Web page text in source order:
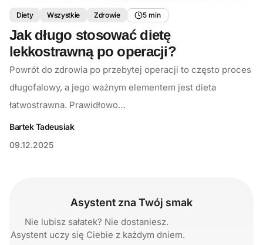
Diety Wszystkie Zdrowie 5 min
Jak długo stosować dietę
lekkostrawną po operacji?
Powrót do zdrowia po przebytej operacji to często proces
długofalowy, a jego ważnym elementem jest dieta
łatwostrawna. Prawidłowo…
Bartek Tadeusiak
09.12.2025
Asystent zna Twój smak
Nie lubisz sałatek? Nie dostaniesz.
Asystent uczy się Ciebie z każdym dniem.